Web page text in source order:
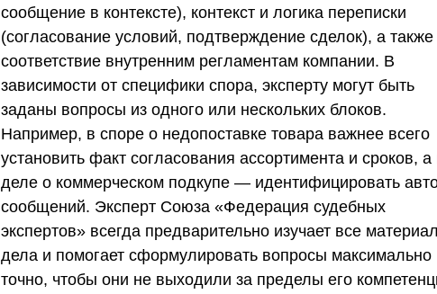
сообщение в контексте), контекст и логика переписки
(согласование условий, подтверждение сделок), а также
соответствие внутренним регламентам компании. В
зависимости от специфики спора, эксперту могут быть
заданы вопросы из одного или нескольких блоков.
Например, в споре о недопоставке товара важнее всего
установить факт согласования ассортимента и сроков, а
деле о коммерческом подкупе — идентифицировать
сообщений. Эксперт Союза «Федерация судебных
экспертов» всегда предварительно изучает все
дела и помогает сформулировать вопросы максимально
точно, чтобы они не выходили за пределы его